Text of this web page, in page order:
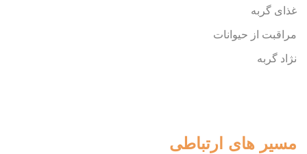
غذای گربه
مراقبت از حیوانات
نژاد گربه
مسیر های ارتباطی